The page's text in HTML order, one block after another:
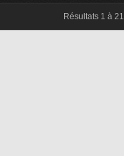
Résultats 1 à 21